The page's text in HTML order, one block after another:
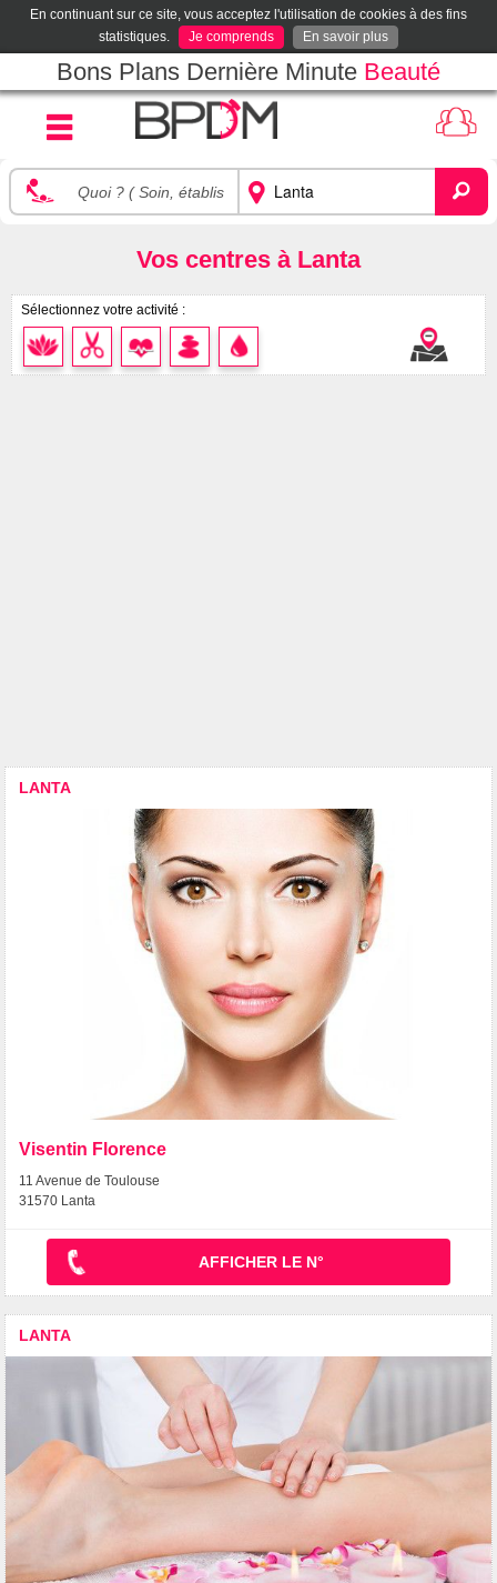
En continuant sur ce site, vous acceptez l'utilisation de cookies à des fins
statistiques.
Je comprends En savoir plus
Bons Plans Dernière Minute Beauté
Vos centres à Lanta
Sélectionnez votre activité :
LANTA
Visentin Florence
11 Avenue de Toulouse
31570 Lanta
AFFICHER LE N°
LANTA